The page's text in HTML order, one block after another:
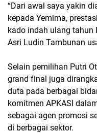
“Dari awal saya yakin
kepada Yemima,
kado indah ulang tahun
Asri Ludin Tambunan
Selain pemilihan Putri
grand final juga
duta pada berbagai
komitmen APKASI
sebagai agen promosi
di berbagai sektor.